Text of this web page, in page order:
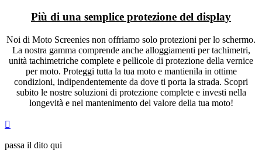
Più di una semplice protezione del display
Noi di Moto Screenies non offriamo solo protezioni per lo schermo.
La nostra gamma comprende anche alloggiamenti per tachimetri,
unità tachimetriche complete e pellicole di protezione della vernice
per moto. Proteggi tutta la tua moto e mantienila in ottime
condizioni, indipendentemente da dove ti porta la strada. Scopri
subito le nostre soluzioni di protezione complete e investi nella
longevità e nel mantenimento del valore della tua moto!

passa il dito qui